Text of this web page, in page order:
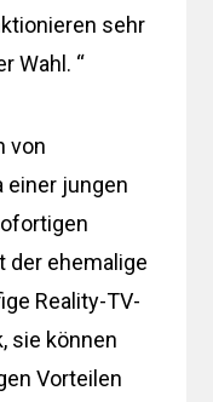
sehr
Wahl. “
von
einer jungen
der ehemalige
Reality-TV-
sie können
Vorteilen